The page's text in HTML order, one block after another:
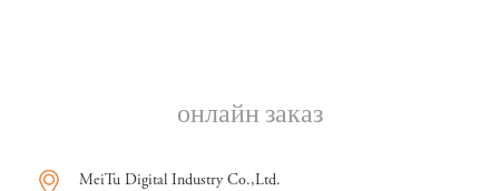
онлайн заказ
MeiTu Digital Industry Co.,Ltd.